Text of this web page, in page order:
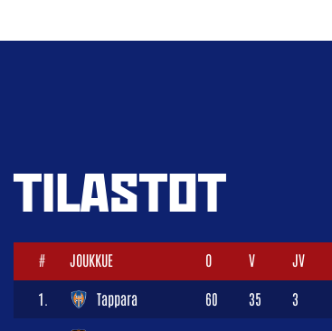
TILASTOT
# JOUKKUE O V JV
1. Tappara 60 35 3